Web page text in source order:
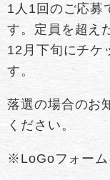
1人1回のご応募
す。定員を超え
12月下旬にチケ
す。
落選の場合のお
ください。
※LoGoフォーム